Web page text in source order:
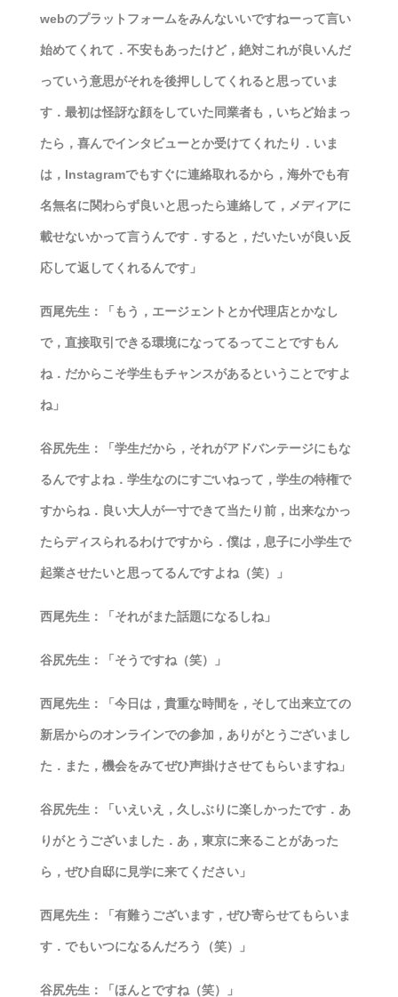
webのプラットフォームをみんないいですねーって言い
始めてくれて．不安もあったけど，絶対これが良いんだ
っていう意思がそれを後押ししてくれると思っていま
す．最初は怪訝な顔をしていた同業者も，いちど始まっ
たら，喜んでインタビューとか受けてくれたり．いま
は，Instagramでもすぐに連絡取れるから，海外でも有
名無名に関わらず良いと思ったら連絡して，メディアに
載せないかって言うんです．すると，だいたいが良い反
応して返してくれるんです」
西尾先生：「もう，エージェントとか代理店とかなし
で，直接取引できる環境になってるってことですもん
ね．だからこそ学生もチャンスがあるということですよ
ね」
谷尻先生：「学生だから，それがアドバンテージにもな
るんですよね．学生なのにすごいねって，学生の特権で
すからね．良い大人が一寸できて当たり前，出来なかっ
たらディスられるわけですから．僕は，息子に小学生で
起業させたいと思ってるんですよね（笑）」
西尾先生：「それがまた話題になるしね」
谷尻先生：「そうですね（笑）」
西尾先生：「今日は，貴重な時間を，そして出来立ての
新居からのオンラインでの参加，ありがとうございまし
た．また，機会をみてぜひ声掛けさせてもらいますね」
谷尻先生：「いえいえ，久しぶりに楽しかったです．あ
りがとうございました．あ，東京に来ることがあった
ら，ぜひ自邸に見学に来てください」
西尾先生：「有難うございます，ぜひ寄らせてもらいま
す．でもいつになるんだろう（笑）」
谷尻先生：「ほんとですね（笑）」